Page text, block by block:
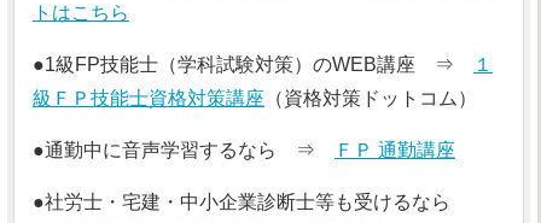
トはこちら
●1級FP技能士（学科試験対策）のWEB講座 ⇒
１
級ＦＰ技能士資格対策講座 （資格対策ドットコム）
●通勤中に音声学習するなら ⇒ ＦＰ 通勤講座
●社労士・宅建・中小企業診断士等も受けるなら